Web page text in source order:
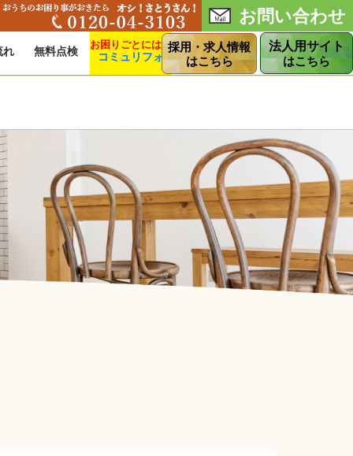
お問い合わせ
採用・求人情報
はこちら
法人用サイト
はこちら
れ 無料点検 コミュリフォ ショップ